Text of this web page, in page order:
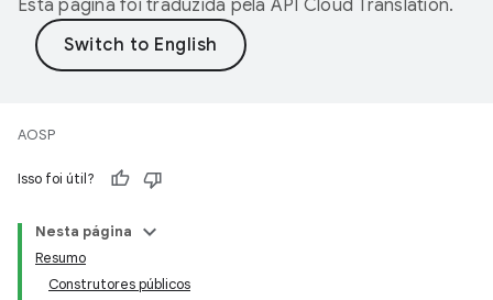
Esta página foi traduzida pela API Cloud Translation.
AOSP
Isso foi útil?
Nesta página
Resumo
Construtores públicos